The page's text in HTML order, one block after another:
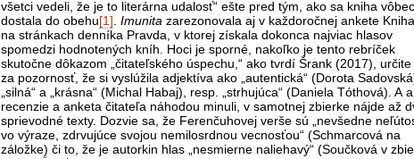
všetci vedeli, že je to literárna udalosť“ ešte pred tým, ako sa kniha vôbec
dostala do obehu[1] Imunita zarezonovala aj v každoročnej ankete
na stránkach denníka Pravda, v ktorej získala dokonca najviac hlasov
spomedzi hodnotených kníh. Hoci je sporné, nakoľko je tento rebríček
skutočne dôkazom „čitateľského úspechu,“ ako tvrdí Šrank (2017),
za pozornosť, že si vyslúžila adjektíva ako „autentická“ (Dorota
„silná“ a „krásna“ (Michal Habaj), resp. „strhujúca“ (Daniela Tóthová). A
recenzie a anketa čitateľa náhodou minuli, v samotnej zbierke nájde až
sprievodné texty. Dozvie sa, že Ferenčuhovej verše sú „nevšedne
vo výraze, zdrvujúce svojou nemilosrdnou vecnosťou“ (Schmarcová na
záložke) či to, že je autorkin hlas „nesmierne naliehavý“ (Součková v